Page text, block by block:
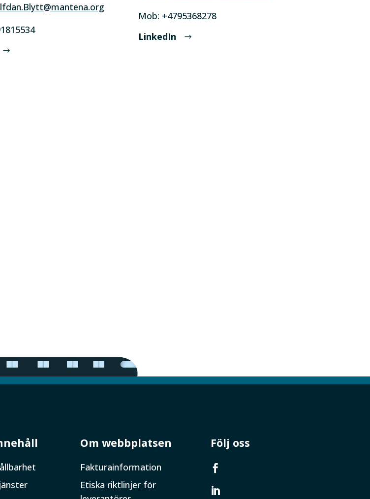
Mob: +4795368278
LinkedIn
Om webbplatsen
Faktura­information
Etiska riktlinjer för
Följ oss

